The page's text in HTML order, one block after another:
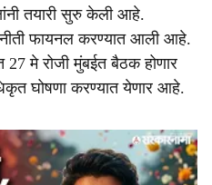
तयारी सुरु केली आहे.
फायनल करण्यात आली आहे.
27 मे रोजी मुंबईत बैठक होणार
घोषणा करण्यात येणार आहे.